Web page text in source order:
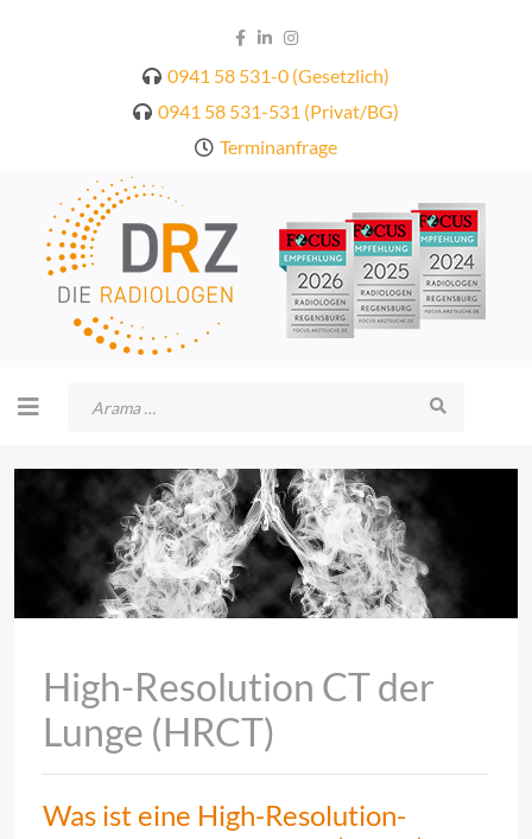
0941 58 531-0 (Gesetzlich)
0941 58 531-531 (Privat/BG)
Terminanfrage
High-Resolution CT der
Lunge (HRCT)
Was ist eine High-Resolution-